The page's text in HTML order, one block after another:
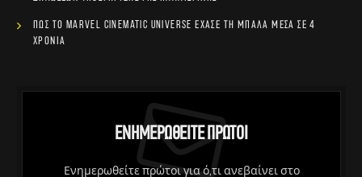
Πώς το Marvel Cinematic Universe έχασε τη μπάλα μέσα σε 4
χρόνια
Ενημερωθείτε Πρώτοι
Ενημερωθείτε πρώτοι για ό,τι ανεβαίνει στο